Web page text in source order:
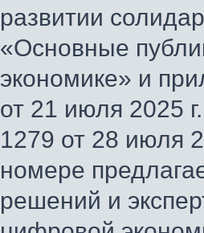
развитии
«Основные
экономике» и
от 21 июля 2025
1279 от 28 июля
номере
решений и